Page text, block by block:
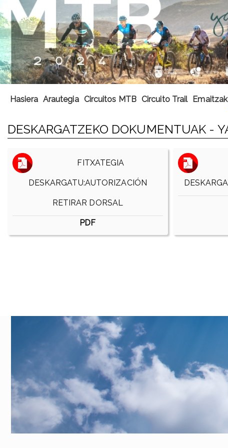
Hasiera Arautegia Circuitos MTB Circuito Trail Emaitzak
DESKARGATZEKO DOKUMENTUAK -
FITXATEGIA
DESKARGATU:AUTORIZACIÓN
RETIRAR DORSAL
PDF